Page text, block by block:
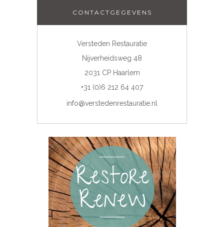
CONTACTGEGEVENS
Versteden Restauratie
Nijverheidsweg 48
2031 CP Haarlem
+31 (0)6 212 64 407
info@verstedenrestauratie.nl